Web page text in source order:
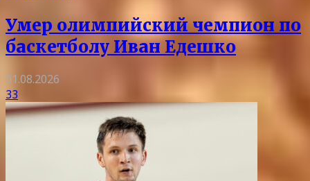
Умер олимпийский чемпион по
баскетболу Иван Едешко
01.08.2026
33